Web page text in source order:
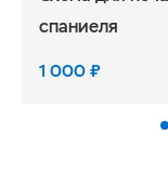
спаниеля
1 000₽